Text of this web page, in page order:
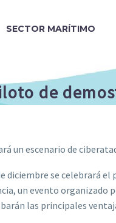
SECTOR MARÍTIMO
de
un escenario de
diciembre se celebrará
un evento organizado
las principales